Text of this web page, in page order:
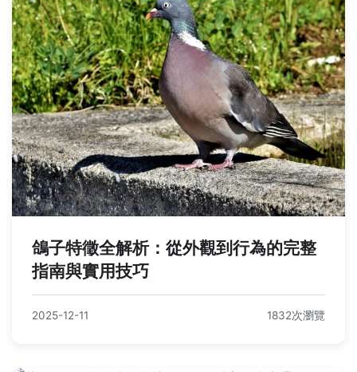
鴿子特徵全解析：從外觀到行為的完整
指南與實用技巧
2025-12-11 1832次瀏覽